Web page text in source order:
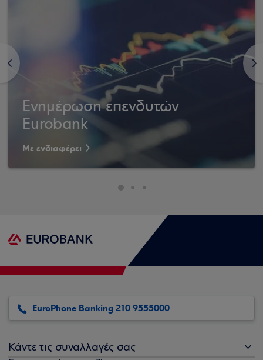
<
Ενημέρωση επενδυτών
Eurobank
Με ενδιαφέρει
>
EuroPhone Banking 210 9555000
Κάντε τις συναλλαγές σας